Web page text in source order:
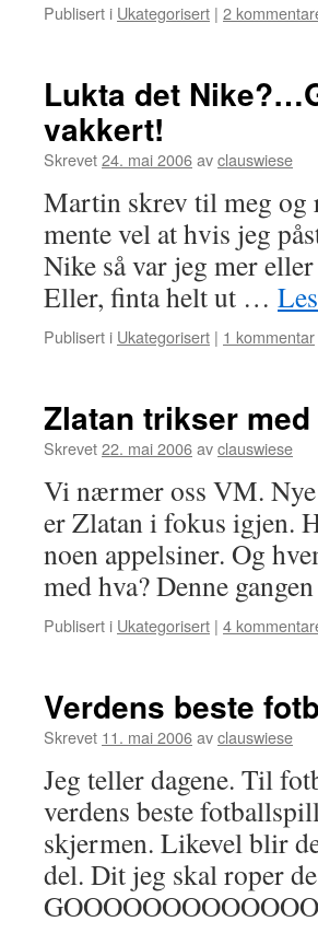
Publisert i Ukategorisert | 2
Lukta det
vakkert!
Skrevet24. mai 2006avclauswiese
Martin skrev til meg og
mente vel at hvis jeg
Nike så var jeg mer
Eller, finta helt ut …
Publisert i Ukategorisert | 1 kommentar
Zlatan trikser
Skrevet22. mai 2006avclauswiese
Vi nærmer oss VM.
er Zlatan i fokus igjen.
noen appelsiner. Og
med hva? Denne
Publisert i Ukategorisert | 4
Verdens beste
Skrevet 11. mai 2006avclauswiese
Jeg teller dagene. Til
verdens beste
skjermen. Likevel blir
del. Dit jeg skal roper